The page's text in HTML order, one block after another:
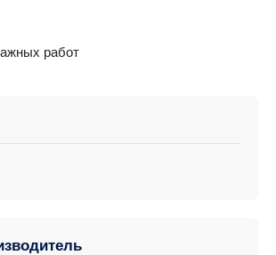
работ